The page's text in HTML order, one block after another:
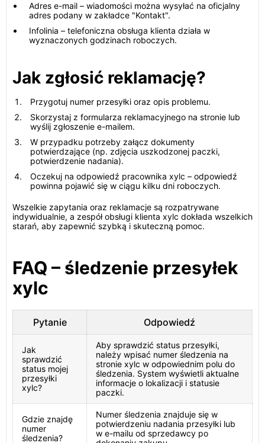
Adres e-mail – wiadomości można wysyłać na oficjalny
adres podany w zakładce "Kontakt".
Infolinia – telefoniczna obsługa klienta działa w
wyznaczonych godzinach roboczych.
Jak zgłosić reklamację?
Przygotuj numer przesyłki oraz opis problemu.
Skorzystaj z formularza reklamacyjnego na stronie lub
wyślij zgłoszenie e-mailem.
W przypadku potrzeby załącz dokumenty
potwierdzające (np. zdjęcia uszkodzonej paczki,
potwierdzenie nadania).
Oczekuj na odpowiedź pracownika xylc – odpowiedź
powinna pojawić się w ciągu kilku dni roboczych.
Wszelkie zapytania oraz reklamacje są rozpatrywane
indywidualnie, a zespół obsługi klienta xylc dokłada wszelkich
starań, aby zapewnić szybką i skuteczną pomoc.
FAQ – śledzenie przesyłek
xylc
Pytanie Odpowiedź
Jak
sprawdzić
status mojej
przesyłki
xylc?
Aby sprawdzić status przesyłki,
należy wpisać numer śledzenia na
stronie xylc w odpowiednim polu do
śledzenia. System wyświetli aktualne
informacje o lokalizacji i statusie
paczki.
Gdzie znajdę
numer
śledzenia?
Numer śledzenia znajduje się w
potwierdzeniu nadania przesyłki lub
w e-mailu od sprzedawcy po